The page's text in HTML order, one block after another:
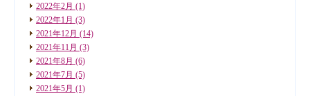
2022年2月 (1)
2022年1月 (3)
2021年12月 (14)
2021年11月 (3)
2021年8月 (6)
2021年7月 (5)
2021年5月 (1)